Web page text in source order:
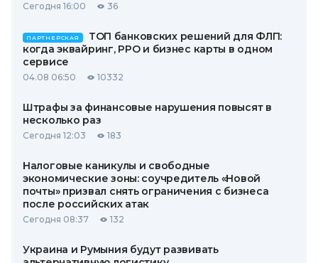
Сегодня 16:00 36
ПАРТНЕРСКАЯ
ТОП банковских решений для ФЛП:
когда эквайринг, РРО и бизнес карты в одном
сервисе
04.08 06:50 10332
Штрафы за финансовые нарушения повысят в
несколько раз
Сегодня 12:03 183
Налоговые каникулы и свободные
экономические зоны: соучредитель «Новой
почты» призвал снять ограничения с бизнеса
после российских атак
Сегодня 08:37 132
Украина и Румыния будут развивать